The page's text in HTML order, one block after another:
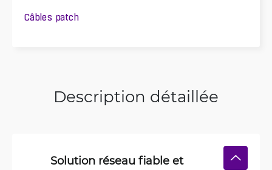
Câbles patch
Description détaillée
Solution réseau fiable et